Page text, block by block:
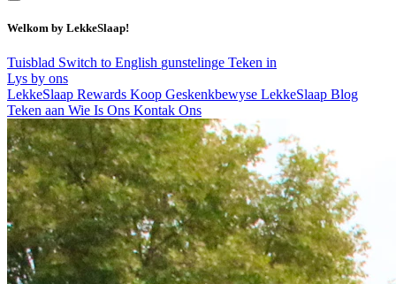
Welkom by LekkeSlaap!
Tuisblad Switch to English gunstelinge Teken in
Lys by ons
LekkeSlaap Rewards Koop Geskenkbewyse LekkeSlaap Blog
Teken aan Wie Is Ons Kontak Ons